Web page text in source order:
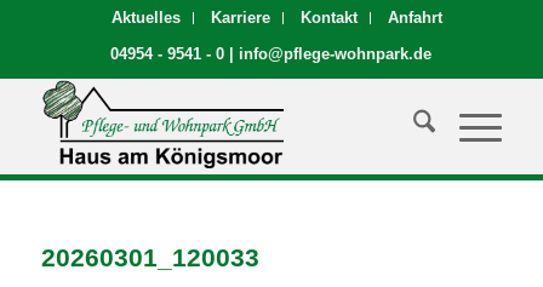
Aktuelles Karriere Kontakt
Anfahrt
04954 - 9541 - 0
info@pflege-wohnpark.de
20260301_120033